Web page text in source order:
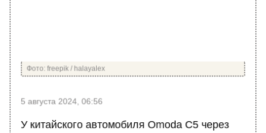
5 августа 2024, 06:56
У китайского автомобиля Omoda C5 через